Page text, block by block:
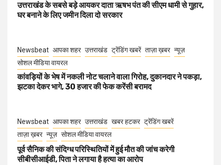
उत्तराखंड के सबसे बड़े आयकर दाता ऋषभ पंत की सीएम धामी से गुहार,
घर बनाने के लिए जमीन दिला दो सरकार
Newsbeat आपका शहर उत्तराखंड ट्रेंडिंग खबरें ताज़ा ख़बर न्यूज़
सोशल मीडिया वायरल
कांवड़ियों के भेष में नकली नोट चलाने वाला गिरोह, दुकानदार ने पकड़ा,
झटका देकर भागे, 30 हजार की फेक करेंसी बरामद
Newsbeat आपका शहर उत्तराखंड खबर हटकर ट्रेंडिंग खबरें
ताज़ा ख़बर न्यूज़ सोशल मीडिया वायरल
पूर्व सैनिक की संदिग्ध परिस्थितियों में हुई मौत की जांच करेगी
सीबीसीआईडी, पिता ने लगाया है हत्या का आरोप